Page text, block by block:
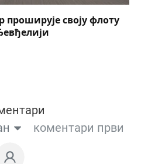
проширује своју флоту
коментари први